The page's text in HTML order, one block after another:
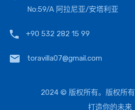
No:59/A 阿拉尼亚/安塔利亚
+90 532 282 15 99
toravilla07@gmail.com
2024 © 版权所有。版权所有
打造你的未来